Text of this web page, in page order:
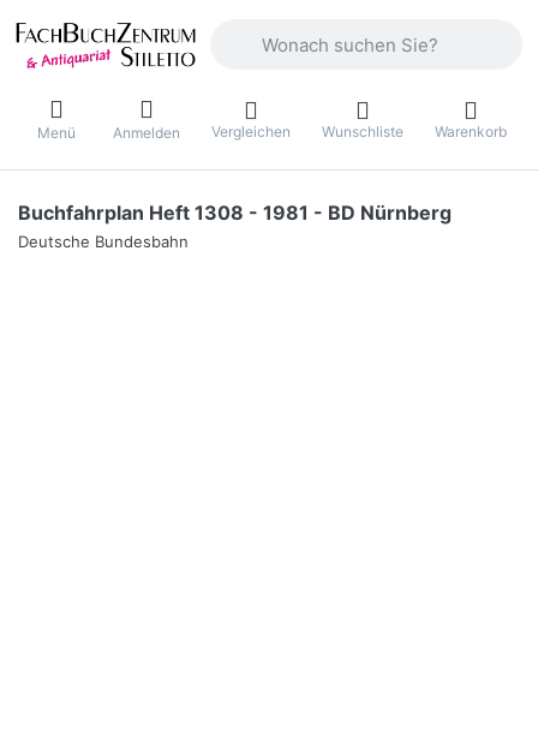
Menü Anmelden Vergleichen Wunschliste Warenkorb
Buchfahrplan Heft 1308 - 1981 - BD Nürnberg
Deutsche Bundesbahn